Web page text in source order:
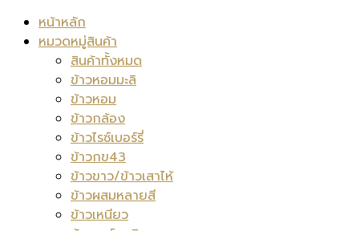
หน้าหลัก
หมวดหมู่สินค้า
สินค้าทั้งหมด
ข้าวหอมมะลิ
ข้าวหอม
ข้าวกล้อง
ข้าวไรซ์เบอร์รี่
ข้าวกข43
ข้าวขาว/ข้าวเสาไห้
ข้าวผสมหลายสี
ข้าวเหนียว